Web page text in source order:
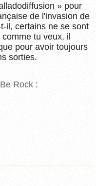
» pour
de l'invasion de
il, certains ne se sont
tu veux, il
pour avoir toujours
sorties.
Rock :